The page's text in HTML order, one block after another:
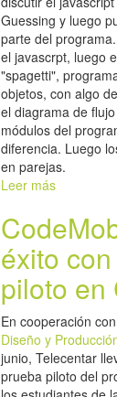
Guessing y luego
parte del
el javascrpt, luego
"spagetti",
objetos, con algo
el diagrama de
módulos del
diferencia. Luego
en parejas.
Leer más
éxito
piloto en
En cooperación
Diseño y
junio, Telecentar
prueba piloto del